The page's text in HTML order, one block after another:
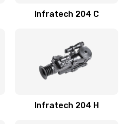
Infratech 204 С
Infratech 204 Н